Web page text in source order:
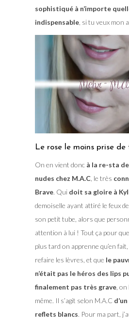
sophistiqué à n’importe
indispensable, si tu veux mon
Le rose le moins prise
On en vient donc à la re-sta
nudes chez M.A.C, le très
Brave. Qui doit sa gloire à
demoiselle ayant attiré le feux
son petit tube, alors que
attention à lui ! Tout ça pour
plus tard on apprenne qu’en fait,
refaire les lèvres, et que le
n’était pas le héros des lips
finalement pas très grave, on
même. Il s’agit selon M.A.C
reflets blancs. Pour ma part,